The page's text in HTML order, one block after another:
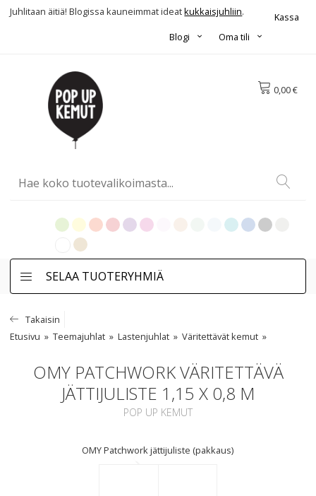
Juhlitaan äitiä! Blogissa kauneimmat ideatkukkaisjuhliin.
Kassa
Oma tili
Blogi
0,00 €
SELAA TUOTERYHMIÄ
Takaisin
Etusivu
Teemajuhlat Lastenjuhlat Väritettävät kemut
OMY PATCHWORK VÄRITETTÄVÄ
JÄTTIJULISTE 1,15 X 0,8 M
POP UP KEMUT
OMY Patchwork jättijuliste (pakkaus)